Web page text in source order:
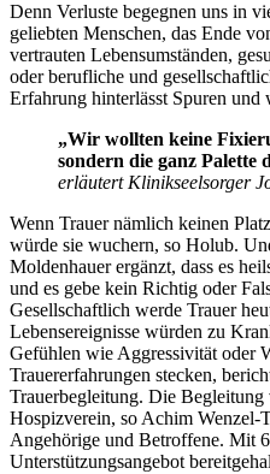
Denn Verluste begegnen uns in
geliebten Menschen, das Ende
vertrauten Lebensumständen,
oder berufliche und
Erfahrung hinterlässt Spuren und
„Wir wollten keine
sondern die ganz Palette
erläutert Klinikseelsorger
Wenn Trauer nämlich keinen
würde sie wuchern, so Holub.
Moldenhauer ergänzt, dass es
und es gebe kein Richtig oder
Gesellschaftlich werde Trauer
Lebensereignisse würden zu
Gefühlen wie Aggressivität oder
Trauererfahrungen stecken,
Trauerbegleitung. Die
Hospizverein, so Achim Wenzel-
Angehörige und Betroffene. Mit
Unterstützungsangebot